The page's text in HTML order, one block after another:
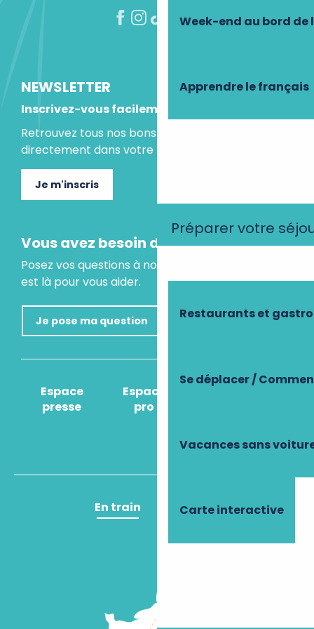
Week-end au bord de
Apprendre le français
Préparer votre
Restaurants et
Se déplacer /
Vacances sans
Carte interactive
NEWSLETTER
Inscrivez-vous facilement
Retrouvez tous nos bons plans et idées séjours
directement dans votre boite mail.
Je m'inscris
Vous avez besoin d'un conseil ?
Posez vos questions à notre assistant virtuel, il
est là pour vous aider.
Je pose ma question
Espace
presse
Espace
pro
Comment venir
En train En avion